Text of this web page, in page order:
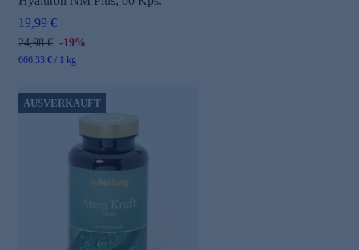
19,99 €
24,98 € -19%
666,33 € / 1 kg
AUSVERKAUFT